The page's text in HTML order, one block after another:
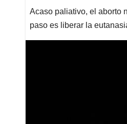
Acaso paliativo, el aborto
paso es liberar la